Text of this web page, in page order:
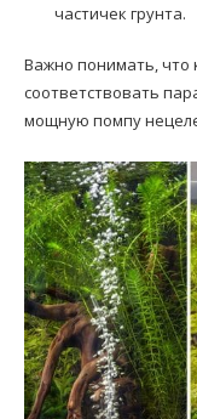
частичек грунта.
Важно понимать, что
соответствовать
мощную помпу